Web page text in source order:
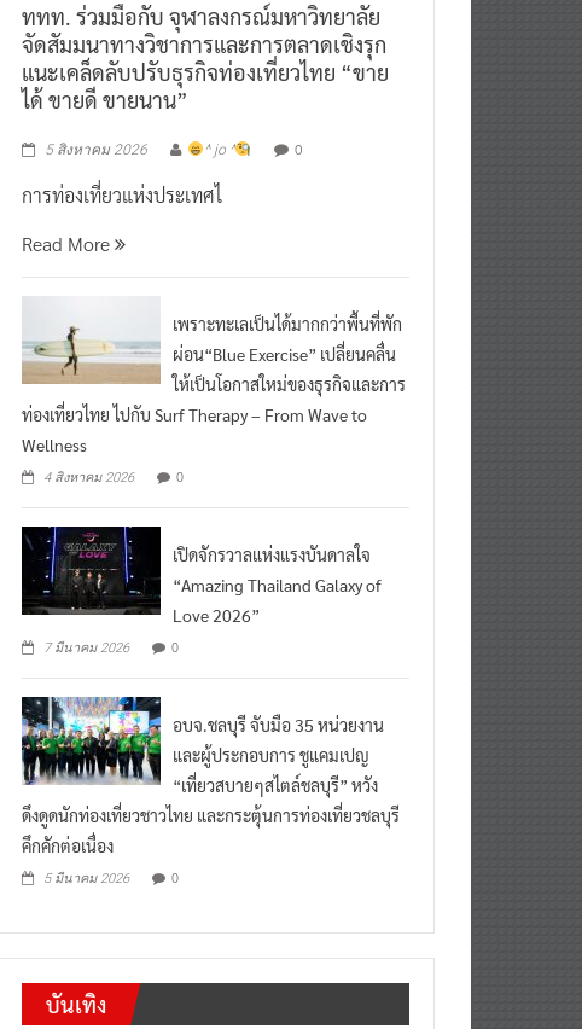
ททท. ร่วมมือกับ จุฬาลงกรณ์มหาวิทยาลัย
จัดสัมมนาทางวิชาการและการตลาดเชิงรุก
แนะเคล็ดลับปรับธุรกิจท่องเที่ยวไทย “ขาย
ได้ ขายดี ขายนาน”
5 สิงหาคม 2026 ^ jo ^ 0
การท่องเที่ยวแห่งประเทศไ
Read More
เพราะทะเลเป็นได้มากกว่าพื้นที่พัก
ผ่อน“Blue Exercise” เปลี่ยนคลื่น
ให้เป็นโอกาสใหม่ของธุรกิจและการ
ท่องเที่ยวไทย ไปกับ Surf Therapy – From Wave to
Wellness
4 สิงหาคม 2026 0
เปิดจักรวาลแห่งแรงบันดาลใจ
“Amazing Thailand Galaxy of
Love 2026”
7 มีนาคม 2026 0
อบจ.ชลบุรี จับมือ 35 หน่วยงาน
และผู้ประกอบการ ชูแคมเปญ
“เที่ยวสบายๆสไตล์ชลบุรี” หวัง
ดึงดูดนักท่องเที่ยวชาวไทย และกระตุ้นการท่องเที่ยวชลบุรี
คึกคักต่อเนื่อง
5 มีนาคม 2026 0
บันเทิง